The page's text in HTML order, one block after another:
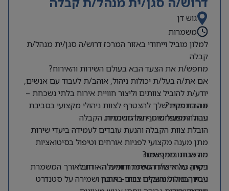
גוש דן
משמרות
למלון מוביל וייחודי באזור המרכז דרוש/ה סגן/ית מנהל/ת
קבלה
מחפש/ת את הצעד הבא בעולם השירות והאירוח?
אם את/ה בעל/ת יכולות ניהול, אוהב/ת לעבוד עם אנשים,
יודע/ת להוביל צוותים וליצור חוויית אירוח בלתי נשכחת –
זו ההזדמנות שלך להצטרף לצוות ניהולי מקצועי בסביבת
עבודה משפחתית, חמה ודינמית.
מה בתפקיד?
ניהול ותפעול שוטף של משמרות הקבלה
הובלת צוות הקבלה והנעת עובדים לעמידה ביעדי שירות
מתן מענה מקצועי לפניות אורחים וטיפול בסיטואציות
מורכבות בזמן אמת
בקרה על איכות השירות וחוויית האורח לאורך המשמרת
עבודה מול ממשקים רבים בארגון ושמירה על סטנדרט
מה אנחנו מחפשים?
ניסיון כאחראי/ת משמרת ומעלה – חובה
ניסיון בניהול והובלת צוות – חובה